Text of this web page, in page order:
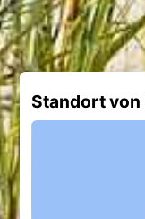
Standort von